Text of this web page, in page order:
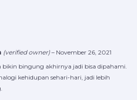
(verified owner) – November 26, 2021
bikin bingung akhirnya jadi bisa dipahami.
kehidupan sehari-hari, jadi lebih